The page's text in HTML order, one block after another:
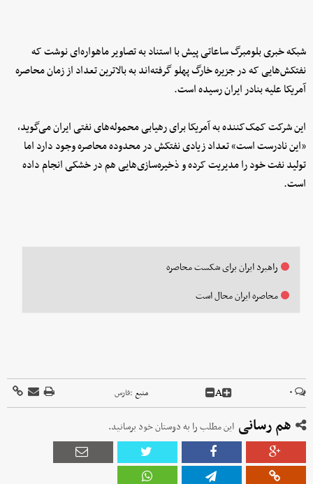
شبکه خبری بلومبرگ ساعاتی پیش با استناد به تصاویر ماهواره‌ای نوشت که
نفتکش‌هایی که در جزیره خارگ پهلو گرفته‌اند به بالاترین تعداد از زمان محاصره
آمریکا علیه بنادر ایران رسیده است.
این شرکت کمک‌کننده به آمریکا برای رهیابی محموله‌های نفتی ایران می‌گوید،
«این نادرست است» تعداد زیادی نفتکش در محدوده محاصره وجود دارد اما
تولید نفت خود را مدیریت کرده و ذخیره‌سازی‌هایی هم در خشکی انجام داده
است.
راهبرد ایران برای شکست محاصره
محاصره ایران محال است
۰ A منبع :فارس
هم رسانی این مطلب را به دوستان خود برسانید.